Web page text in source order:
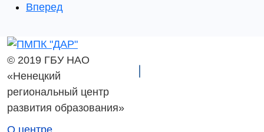
Вперед
© 2019 ГБУ НАО
«Ненецкий
региональный центр
развития образования»